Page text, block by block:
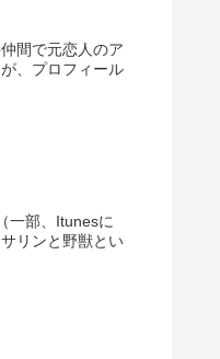
間で元恋人のア
、プロフィール
一部、Itunesに
リンと野獣とい